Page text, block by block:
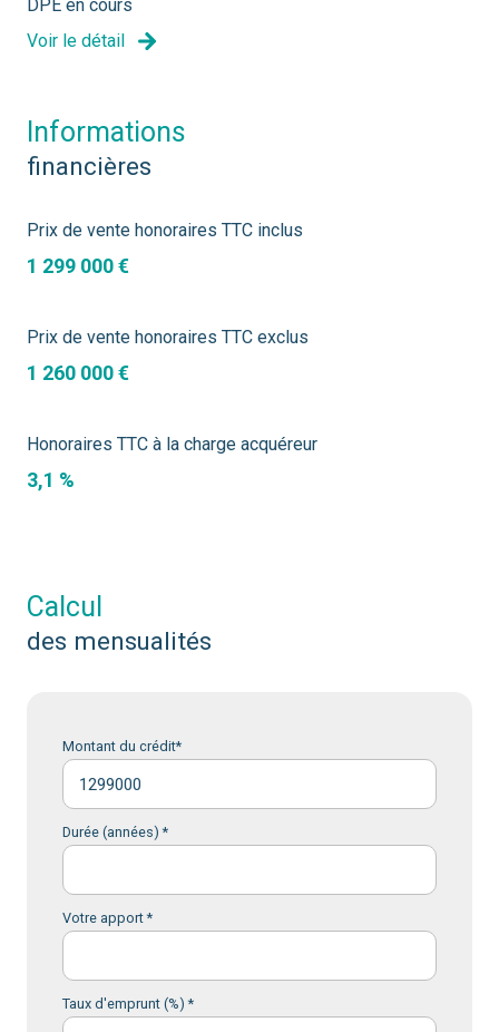
DPE en cours
Voir le détail
informations
financières
Prix de vente honoraires TTC inclus
1 299 000 €
Prix de vente honoraires TTC exclus
1 260 000 €
Honoraires TTC à la charge acquéreur
3,1 %
calcul
des mensualités
Montant du crédit*
Durée (années) *
Votre apport *
Taux d'emprunt (%) *